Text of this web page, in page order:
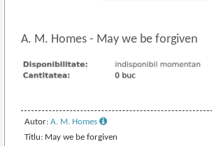
A. M. Homes- May we be forgiven
Autor:A. M. Homes
Titlu: May we be forgiven